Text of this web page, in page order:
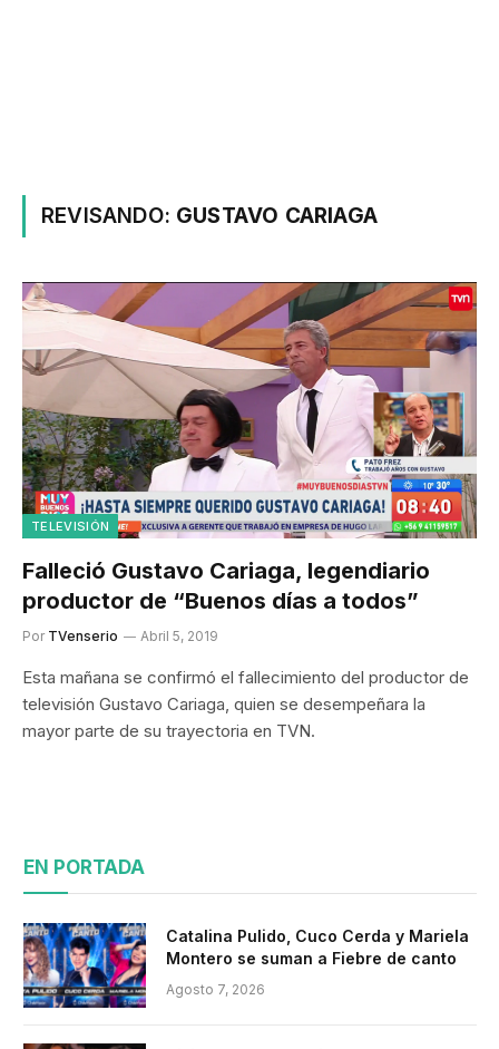
REVISANDO: GUSTAVO CARIAGA
TELEVISIÓN
Falleció Gustavo Cariaga, legendiario
productor de “Buenos días a todos”
Por TVenserio Abril 5, 2019
Esta mañana se confirmó el fallecimiento del productor de
televisión Gustavo Cariaga, quien se desempeñara la
mayor parte de su trayectoria en TVN.
EN PORTADA
Catalina Pulido, Cuco Cerda y Mariela
Montero se suman a Fiebre de canto
Agosto 7, 2026